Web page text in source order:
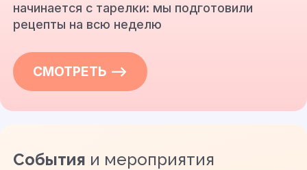
начинается с тарелки: мы подготовили
рецепты на всю неделю
СМОТРЕТЬ —>
События и мероприятия